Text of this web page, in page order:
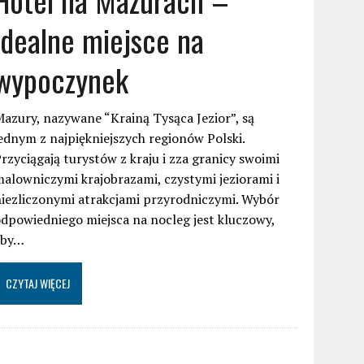
miejsce na
nazywane “Krainą Tysąca Jezior”, są
z najpiękniejszych regionów Polski.
turystów z kraju i zza granicy swoimi
krajobrazami, czystymi jeziorami i
atrakcjami przyrodniczymi. Wybór
miejsca na nocleg jest kluczowy,
CZYTAJ WIĘCEJ